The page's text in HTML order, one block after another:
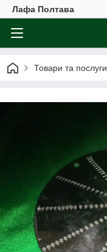
Лафа Полтава
Товари та послуги